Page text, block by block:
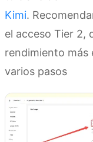
Kimi.
el acceso Tier 2,
rendimiento más
varios pasos